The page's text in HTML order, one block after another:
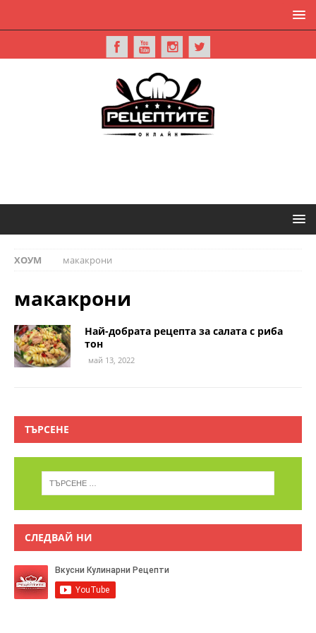
ХОУМ макакрони
макакрони
Най-добрата рецепта за салата с риба
тон
май 13, 2022
ТЪРСЕНЕ
СЛЕДВАЙ НИ